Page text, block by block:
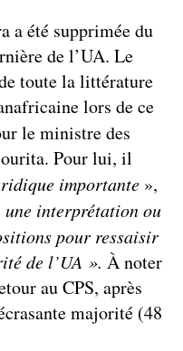
a été supprimée du
de l’UA. Le
toute la littérature
lors de ce
le ministre des
Pour lui, il
importante »,
une interprétation ou
pour ressaisir
de l’UA ». À noter
au CPS, après
majorité (48